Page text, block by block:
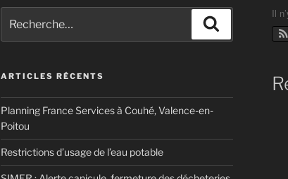
pour
:
Recherche
ARTICLES RÉCENTS
Planning France Services à Couhé, Valence-en-
Poitou
Restrictions d’usage de l’eau potable
Il